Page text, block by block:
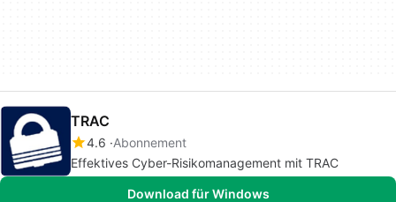
TRAC
4.6 Abonnement
Effektives Cyber-Risikomanagement mit TRAC
Download für Windows